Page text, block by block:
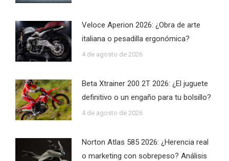
Veloce Aperion 2026: ¿Obra de arte
italiana o pesadilla ergonómica?
4 de agosto de 2026
Beta Xtrainer 200 2T 2026: ¿El juguete
definitivo o un engaño para tu bolsillo?
4 de agosto de 2026
Norton Atlas 585 2026: ¿Herencia real
o marketing con sobrepeso? Análisis